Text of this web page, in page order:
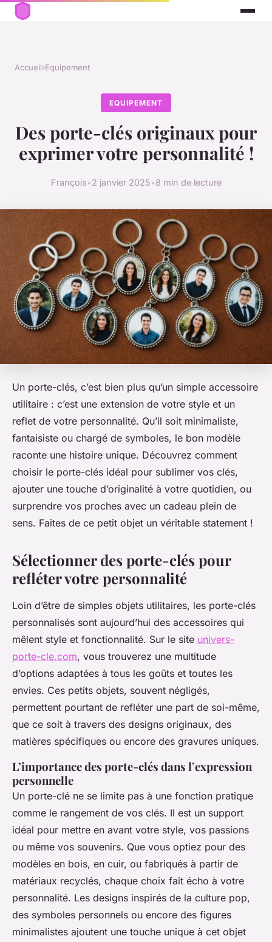
Accueil›Equipement
EQUIPEMENT
Des porte-clés originaux pour
exprimer votre personnalité !
François•2 janvier 2025•8 min de lecture
Un porte-clés, c’est bien plus qu’un simple accessoire
utilitaire : c’est une extension de votre style et un
reflet de votre personnalité. Qu’il soit minimaliste,
fantaisiste ou chargé de symboles, le bon modèle
raconte une histoire unique. Découvrez comment
choisir le porte-clés idéal pour sublimer vos clés,
ajouter une touche d’originalité à votre quotidien, ou
surprendre vos proches avec un cadeau plein de
sens. Faites de ce petit objet un véritable statement !
Sélectionner des porte-clés pour
refléter votre personnalité
Loin d’être de simples objets utilitaires, les porte-clés
personnalisés sont aujourd’hui des accessoires qui
mêlent style et fonctionnalité. Sur le site univers-
porte-cle.com, vous trouverez une multitude
d’options adaptées à tous les goûts et toutes les
envies. Ces petits objets, souvent négligés,
permettent pourtant de refléter une part de soi-même,
que ce soit à travers des designs originaux, des
matières spécifiques ou encore des gravures uniques.
L’importance des porte-clés dans l’expression
personnelle
Un porte-clé ne se limite pas à une fonction pratique
comme le rangement de vos clés. Il est un support
idéal pour mettre en avant votre style, vos passions
ou même vos souvenirs. Que vous optiez pour des
modèles en bois, en cuir, ou fabriqués à partir de
matériaux recyclés, chaque choix fait écho à votre
personnalité. Les designs inspirés de la culture pop,
des symboles personnels ou encore des figures
minimalistes ajoutent une touche unique à cet objet